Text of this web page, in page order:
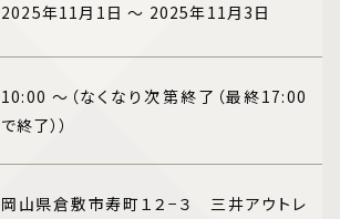
2025年11月1日 ～ 2025年11月3日
10:00 ～（なくなり次第終了（最終17:00
で終了））
岡山県倉敷市寿町１２−３ 三井アウトレ